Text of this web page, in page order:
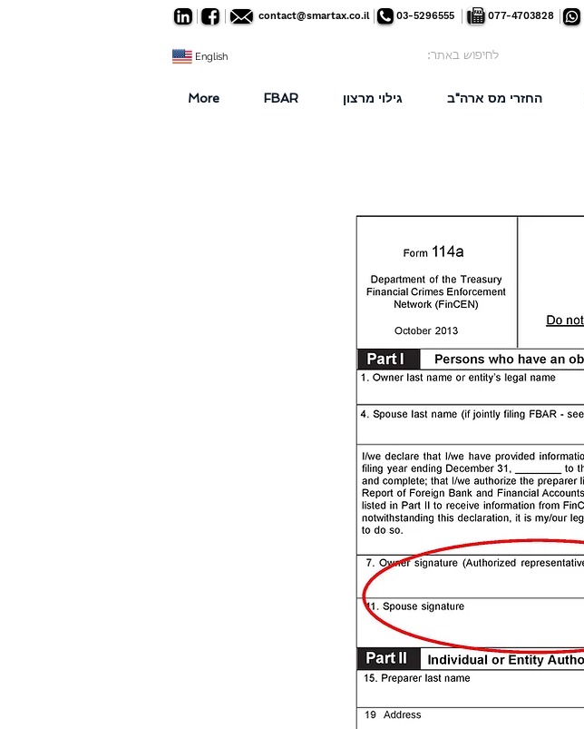
contact@smartax.co.il 03-5296555 077-4703828
English לחיפוש באתר:
החזרי מס ארה"ב גילוי מרצון FBAR
More